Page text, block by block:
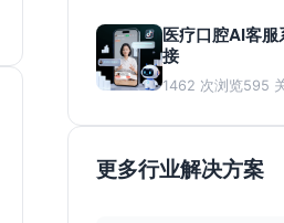
医疗口腔AI客
接
1462 次浏览595
更多行业解决方案